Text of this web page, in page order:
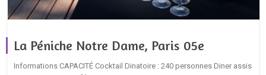
La Péniche Notre Dame, Paris 05e
Informations CAPACITÉ Cocktail Dinatoire : 240 personnes Diner assis